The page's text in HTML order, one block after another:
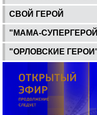
СВОЙ ГЕРОЙ
"МАМА-
"ОРЛОВСКИЕ